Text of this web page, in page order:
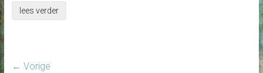
lees verder
← Vorige